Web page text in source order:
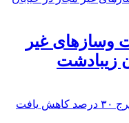
وسازهای غیر
زیبادشت